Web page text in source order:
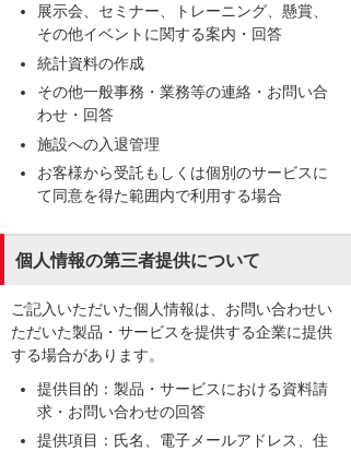
展示会、セミナー、トレーニング、懸賞、
その他イベントに関する案内・回答
統計資料の作成
その他一般事務・業務等の連絡・お問い合
わせ・回答
施設への入退管理
お客様から受託もしくは個別のサービスに
て同意を得た範囲内で利用する場合
個人情報の第三者提供について
ご記入いただいた個人情報は、お問い合わせい
ただいた製品・サービスを提供する企業に提供
する場合があります。
提供目的：製品・サービスにおける資料請
求・お問い合わせの回答
提供項目：氏名、電子メールアドレス、住